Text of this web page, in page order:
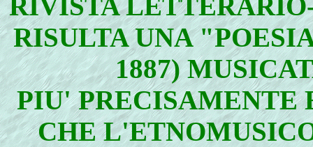
RISULTA UNA
1887)
PIU' PRECISAMENTE
CHE